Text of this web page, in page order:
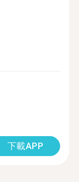
下載APP